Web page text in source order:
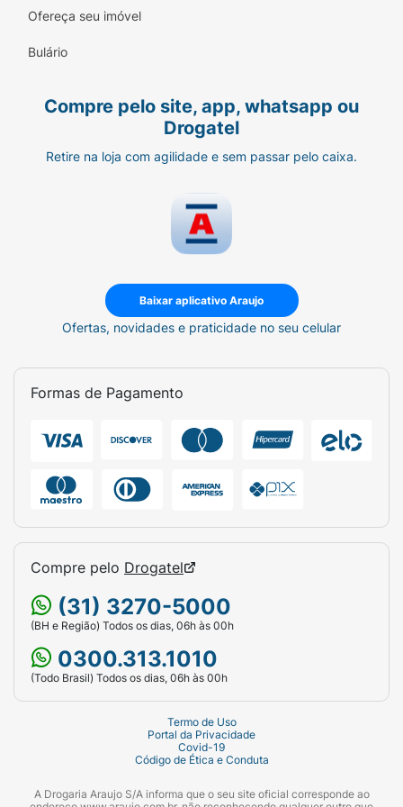
Ofereça seu imóvel
Bulário
Compre pelo site, app, whatsapp ou
Drogatel
Retire na loja com agilidade e sem passar pelo caixa.
Baixar aplicativo Araujo
Ofertas, novidades e praticidade no seu celular
Formas de Pagamento
Compre pelo Drogatel
(31) 3270-5000
(BH e Região) Todos os dias, 06h às 00h
0300.313.1010
(Todo Brasil) Todos os dias, 06h às 00h
Termo de Uso
Portal da Privacidade
Covid-19
Código de Ética e Conduta
A Drogaria Araujo S/A informa que o seu site oficial corresponde ao